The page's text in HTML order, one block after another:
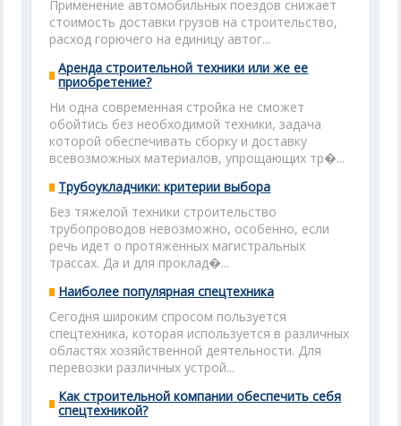
Применение автомобильных поездов снижает
стоимость доставки грузов на строительство,
расход горючего на единицу автог...
Аренда строительной техники или же ее
приобретение?
Ни одна современная стройка не сможет
обойтись без необходимой техники, задача
которой обеспечивать сборку и доставку
всевозможных материалов, упрощающих тр�...
Трубоукладчики: критерии выбора
Без тяжелой техники строительство
трубопроводов невозможно, особенно, если
речь идет о протяженных магистральных
трассах. Да и для проклад�...
Наиболее популярная спецтехника
Сегодня широким спросом пользуется
спецтехника, которая используется в различных
областях хозяйственной деятельности. Для
перевозки различных устрой...
Как строительной компании обеспечить себя
спецтехникой?